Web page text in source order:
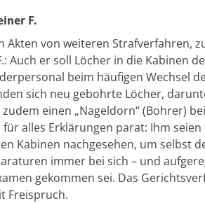
F.
Akten von weiteren Strafverfahren,
Auch er soll Löcher in die Kabinen
beim häufigen Wechsel
sich neu gebohrte Löcher,
einen „Nageldorn“ (Bohrer)
alles Erklärungen parat: Ihm
Kabinen nachgesehen, um selbst
immer bei sich – und
gekommen sei. Das
Freispruch.